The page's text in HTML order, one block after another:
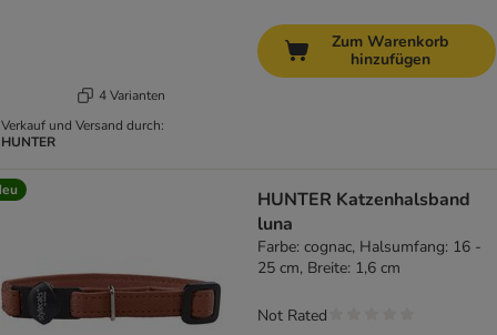
4 Varianten
Verkauf und Versand durch:
HUNTER
Zum Warenkorb
hinzufügen
HUNTER Katzenhalsband
luna
Farbe: cognac, Halsumfang: 16 -
25 cm, Breite: 1,6 cm
Not Rated